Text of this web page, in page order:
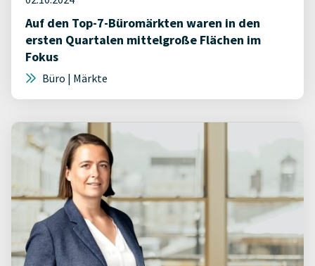
Auf den Top-7-Büromärkten waren in den
ersten Quartalen mittelgroße Flächen im
Fokus
Büro | Märkte